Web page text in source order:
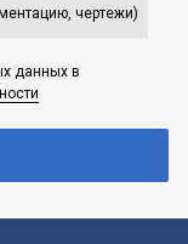
чертежи)
данных в